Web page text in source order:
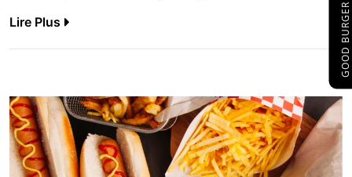
Lire Plus
GOOD BURGER